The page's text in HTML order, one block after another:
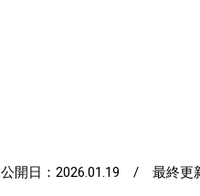
公開日：2026.01.19 / 最終更